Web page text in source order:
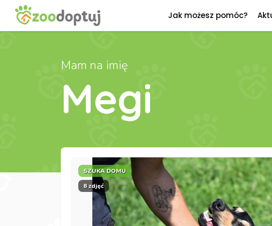
Jak możesz pomóc?
Mam na imię
Megi
SZUKA DOMU
8 zdjęć